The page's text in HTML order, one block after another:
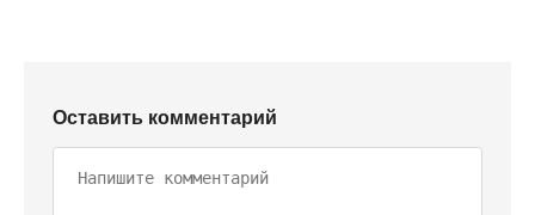
Оставить комментарий